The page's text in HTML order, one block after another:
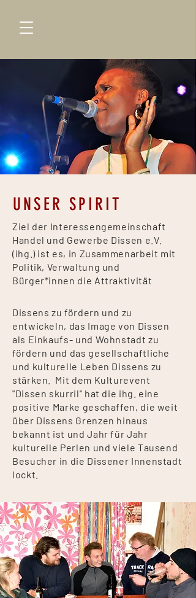
UNSER SPIRIT
Ziel der Interessengemeinschaft
Handel und Gewerbe Dissen e.V.
(ihg.) ist es, in Zusammenarbeit mit
Politik, Verwaltung und
Bürger*innen die Attraktivität
Dissens zu fördern und zu
entwickeln, das Image von Dissen
als Einkaufs- und Wohnstadt zu
fördern und das gesellschaftliche
und kulturelle Leben Dissens zu
stärken. Mit dem Kulturevent
"Dissen skurril" hat die ihg. eine
positive Marke geschaffen, die weit
über Dissens Grenzen hinaus
bekannt ist und Jahr für Jahr
kulturelle Perlen und viele Tausend
Besucher in die Dissener Innenstadt
lockt.